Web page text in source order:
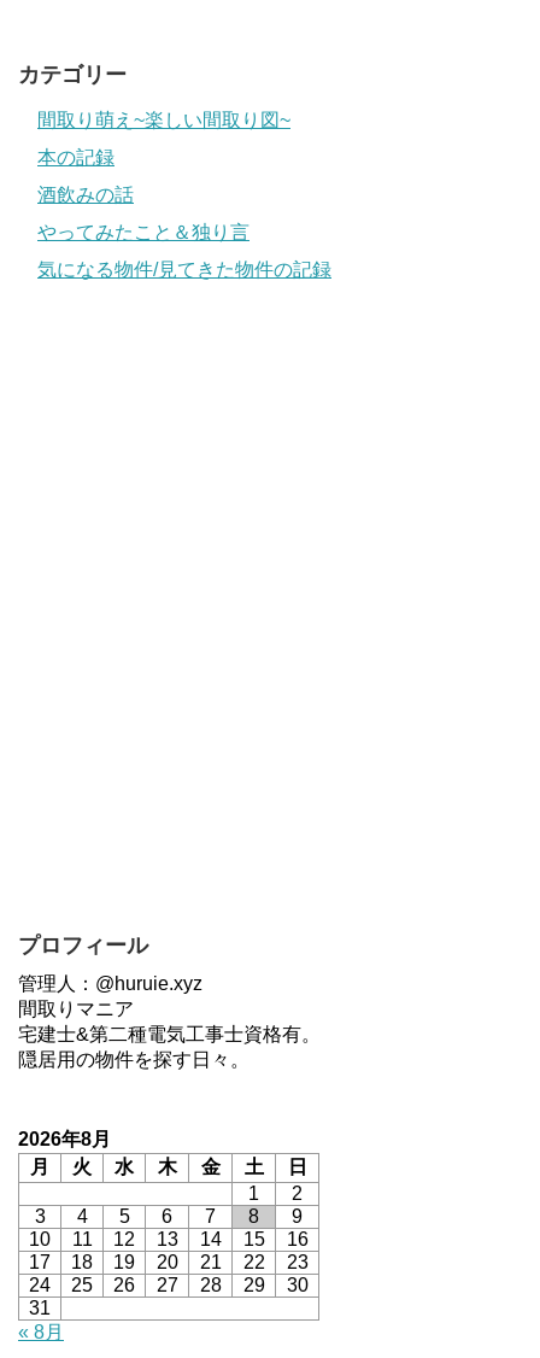
カテゴリー
間取り萌え~楽しい間取り図~
本の記録
酒飲みの話
やってみたこと＆独り言
気になる物件/見てきた物件の記録
プロフィール
管理人：@huruie.xyz
間取りマニア
宅建士&第二種電気工事士資格有。
隠居用の物件を探す日々。
2026年8月
月
火 水 木 金 土
日
1
2
3
4 5 6 7 8
9
10
11 12 13 14 15
16
17
18 19 20 21 22
23
24
25 26 27 28 29
30
31
« 8月